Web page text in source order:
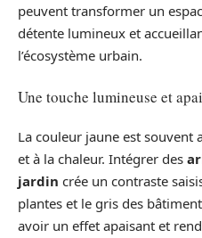
peuvent transformer un
détente lumineux et
l’écosystème urbain.
Une touche lumineuse et
La couleur jaune est souvent
et à la chaleur. Intégrer des
jardin crée un contraste
plantes et le gris des
avoir un effet apaisant et